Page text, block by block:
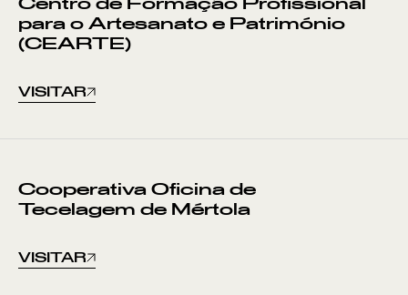
Centro de Formação Profissional
para o Artesanato e Património
(CEARTE)
VISITAR
Cooperativa Oficina de
Tecelagem de Mértola
VISITAR